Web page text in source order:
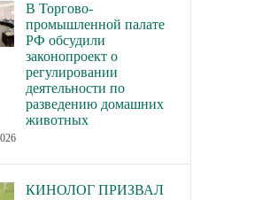
В Торгово-
промышленной палате
РФ обсудили
законопроект о
регулировании
деятельности по
разведению домашних
животных
КИНОЛОГ ПРИЗВАЛ